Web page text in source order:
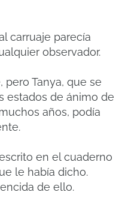
carruaje parecía
observador.
pero Tanya, que se
estados de ánimo de
años, podía
en el cuaderno
le había dicho.
de ello.